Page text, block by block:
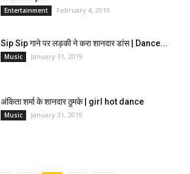
Entertainment February 4, 2019
Sip Sip गाने पर लड़की ने करा शानदार डांस | Dance...
Music January 31, 2019
अंकिता शर्मा के शानदार ठुमके | girl hot dance
Music January 31, 2019